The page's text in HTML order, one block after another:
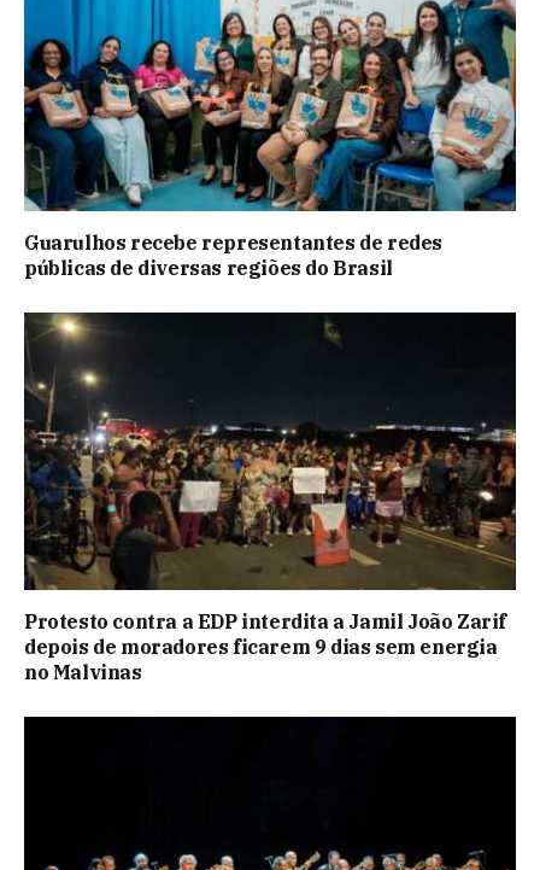
Guarulhos recebe representantes de redes
públicas de diversas regiões do Brasil
Protesto contra a EDP interdita a Jamil João Zarif
depois de moradores ficarem 9 dias sem energia
no Malvinas